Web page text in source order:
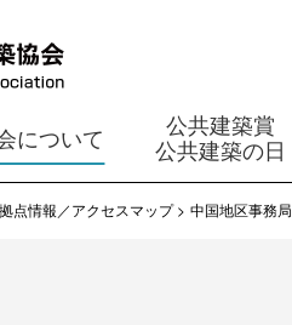
について
公共建築賞
公共建築の日
拠点情報／アクセスマップ 中国地区事務局